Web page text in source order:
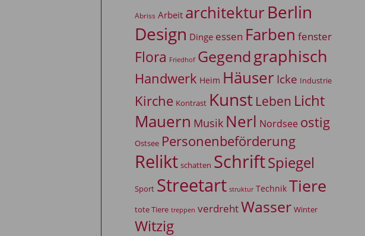
Abriss Arbeit architekturBerlin
Design Dinge essen Farben fenster
Flora Friedhof Gegendgraphisch
Handwerk Heim Häuser Icke Industrie
Kirche Kontrast Kunst Leben Licht
Mauern Musik Nerl Nordsee ostig
Ostsee Personenbeförderung
Relikt schatten SchriftSpiegel
Sport Streetart struktur Technik Tiere
tote Tiere treppen verdrehtWasser Winter
Witzig